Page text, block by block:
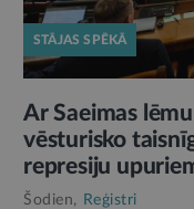
STĀJAS SPĒKĀ
Ar Saeimas
vēsturisko
represiju
Šodien,
Reģistri